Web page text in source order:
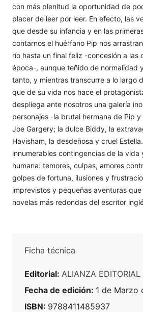
con más plenitud la oportunidad de
placer de leer por leer. En efecto, las
que desde su infancia y en las
contarnos el huérfano Pip nos
río hasta un final feliz -concesión a las
época-, aunque teñido de normalidad
tanto, y mientras transcurre a lo largo
que de su vida nos hace el
despliega ante nosotros una galería
personajes -la brutal hermana de Pip
Joe Gargery; la dulce Biddy, la
Havisham, la desdeñosa y cruel
innumerables contingencias de la vida
humana: temores, culpas, amores
golpes de fortuna, ilusiones y
imprevistos y pequeñas aventuras
novelas más redondas del escritor
Ficha técnica
Editorial: ALIANZA EDITORIAL
Fecha de edición: 1 de Marzo
ISBN: 9788411485937